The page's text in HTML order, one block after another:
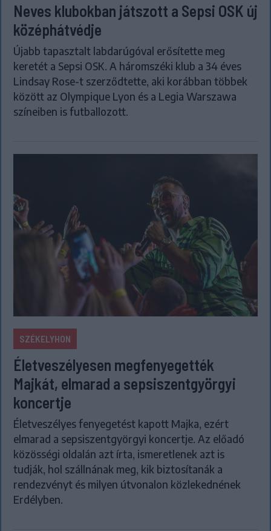
Neves klubokban játszott a Sepsi OSK új
középhátvédje
Újabb tapasztalt labdarúgóval erősítette meg
keretét a Sepsi OSK. A háromszéki klub a 34 éves
Lindsay Rose-t szerződtette, aki korábban többek
között az Olympique Lyon és a Legia Warszawa
színeiben is futballozott.
SZÉKELYHON
Életveszélyesen megfenyegették
Majkát, elmarad a sepsiszentgyörgyi
koncertje
Életveszélyes fenyegetést kapott Majka, ezért
elmarad a sepsiszentgyörgyi koncertje. Az előadó
közösségi oldalán azt írta, ismeretlenek azt is
tudják, hol szállnának meg, kik biztosítanák a
rendezvényt és milyen útvonalon közlekednének
Erdélyben.